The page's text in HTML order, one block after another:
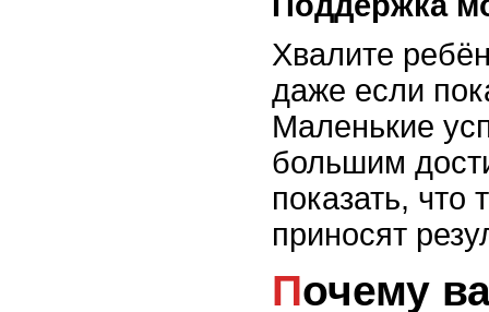
Хвалите
даже если
Маленькие
большим
показать, что
приносят
Почему важно